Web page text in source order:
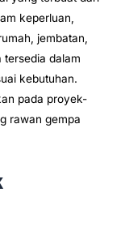
keperluan,
jembatan,
tersedia dalam
kebutuhan.
pada proyek-
rawan gempa